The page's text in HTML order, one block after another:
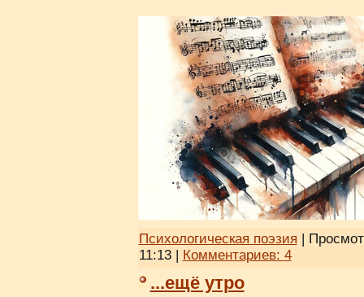
Психологическая поэзия |
11:13| Комментариев: 4
...ещё утро